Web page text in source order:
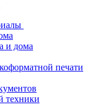
и дома
печати
техники